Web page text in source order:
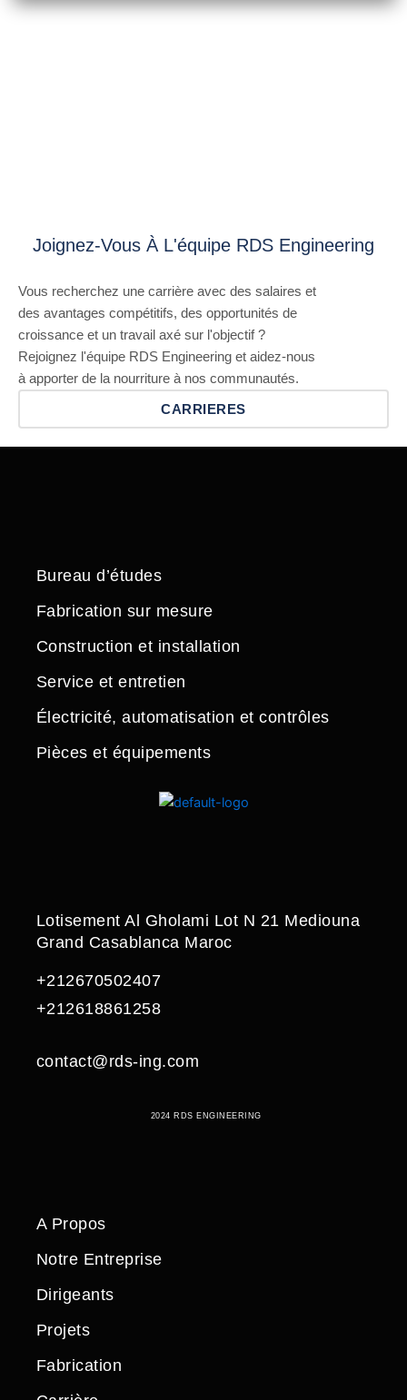
Joignez-Vous À L'équipe RDS Engineering
Vous recherchez une carrière avec des salaires et
des avantages compétitifs, des opportunités de
croissance et un travail axé sur l'objectif ?
Rejoignez l'équipe RDS Engineering et aidez-nous
à apporter de la nourriture à nos communautés.
CARRIERES
Bureau d’études
Fabrication sur mesure
Construction et installation
Service et entretien
Électricité, automatisation et contrôles
Pièces et équipements
Lotisement Al Gholami Lot N 21 Mediouna
Grand Casablanca Maroc
+212670502407
+212618861258
contact@rds-ing.com
2024 RDS ENGINEERING
A Propos
Notre Entreprise
Dirigeants
Projets
Fabrication